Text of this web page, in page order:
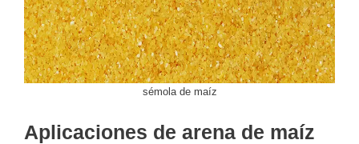
sémola de maíz
Aplicaciones de arena de maíz